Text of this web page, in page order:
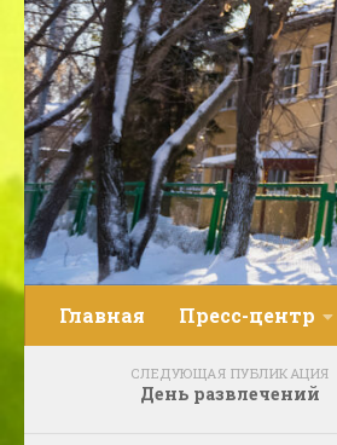
Главная Пресс-центр
СЛЕДУЮЩАЯ ПУБЛИКАЦИЯ
День развлечений